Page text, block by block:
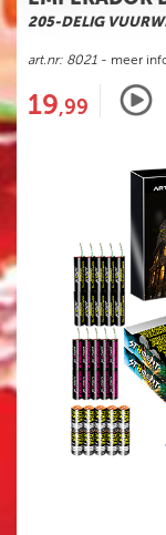
205-DELIG
art.nr: 8021 - meer
19,99